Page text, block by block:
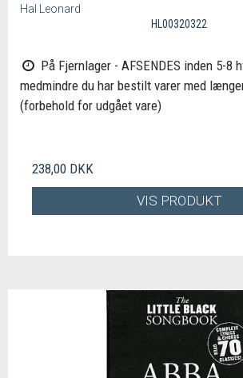
Hal Leonard
HL00320322
På Fjernlager - AFSENDES inden 5-8
medmindre du har bestilt varer med
(forbehold for udgået vare)
238,00 DKK
VIS PRODUKT